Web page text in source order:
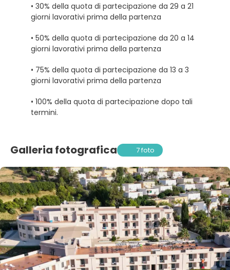
• 30% della quota di partecipazione da 29 a 21
giorni lavorativi prima della partenza
• 50% della quota di partecipazione da 20 a 14
giorni lavorativi prima della partenza
• 75% della quota di partecipazione da 13 a 3
giorni lavorativi prima della partenza
• 100% della quota di partecipazione dopo tali
termini.
Galleria fotografica 7 foto